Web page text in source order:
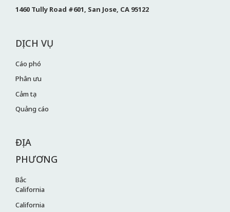
1460 Tully Road #601, San Jose, CA 95122
DỊCH VỤ
Cáo phó
Phân ưu
Cảm tạ
Quảng cáo
ĐỊA
PHƯƠNG
Bắc
California
California